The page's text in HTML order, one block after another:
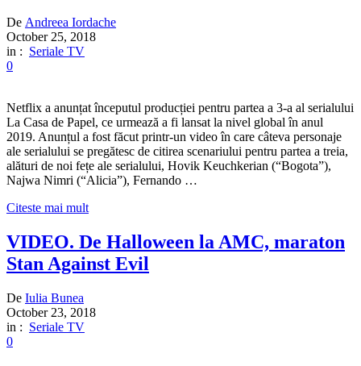
De Andreea Iordache
October 25, 2018
in : Seriale TV
0
Netflix a anunțat începutul producției pentru partea a 3-a al serialului
La Casa de Papel, ce urmează a fi lansat la nivel global în anul
2019. Anunțul a fost făcut printr-un video în care câteva personaje
ale serialului se pregătesc de citirea scenariului pentru partea a treia,
alături de noi fețe ale serialului, Hovik Keuchkerian (“Bogota”),
Najwa Nimri (“Alicia”), Fernando …
Citeste mai mult
VIDEO. De Halloween la AMC, maraton
Stan Against Evil
De Iulia Bunea
October 23, 2018
in : Seriale TV
0